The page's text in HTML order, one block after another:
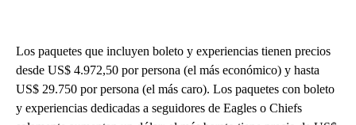
Los paquetes que incluyen boleto y experiencias tienen precios
desde US$ 4.972,50 por persona (el más económico) y hasta
US$ 29.750 por persona (el más caro). Los paquetes con boleto
y experiencias dedicadas a seguidores de Eagles o Chiefs